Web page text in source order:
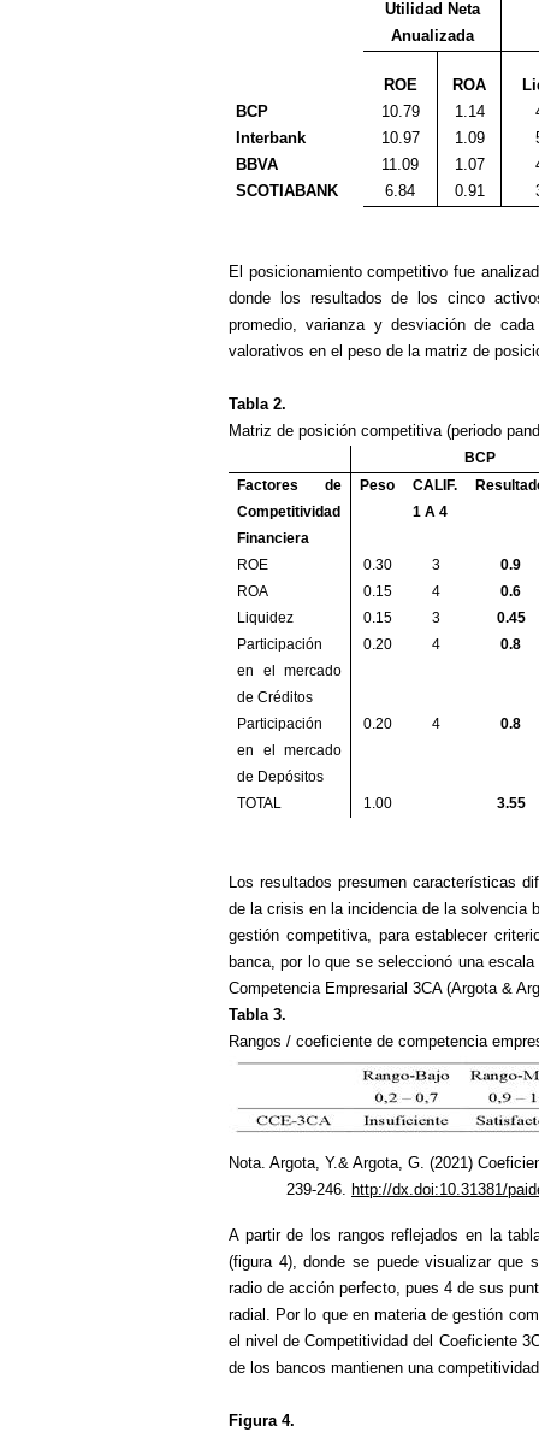
Utilidad Neta
Anualizada
ROE ROA
BCP
10.79 1.14
Interbank
10.97 1.09
BBVA
11.09 1.07
SCOTIABANK
6.84 0.91
El posicionamiento competitivo fue
donde los resultados de los cinco
promedio, varianza y desviación de
valorativos en el peso de la matriz de
Tabla 2.
Matriz de posición competitiva (periodo
BCP
Factores de
Competitividad
Financiera
Peso
CALIF.
1 A 4
ROE 0.30 3
0.9
ROA
0.15 4
0.6
Liquidez
0.15 3
0.45
Participación
en el mercado
de Créditos
0.20 4 0.8
Participación
en el mercado
de Depósitos
0.20 4 0.8
TOTAL 1.00 3.55
Los resultados presumen características
de la crisis en la incidencia de la solvencia
gestión competitiva, para establecer
banca, por lo que se seleccionó una
Competencia Empresarial 3CA (Argota &
Tabla 3.
Rangos / coeficiente de competencia
Nota. Argota, Y.& Argota, G. (2021)
239-246. http://dx.doi:10.31381/
A partir de los rangos reflejados en la
(figura 4), donde se puede visualizar que
radio de acción perfecto, pues 4 de sus
radial. Por lo que en materia de gestión
el nivel de Competitividad del Coeficiente
de los bancos mantienen una
Figura 4.